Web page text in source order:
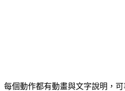
每個動作都有動畫與文字說明，